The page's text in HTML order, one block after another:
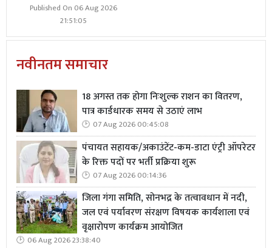
Published On 06 Aug 2026
21:51:05
नवीनतम समाचार
18 अगस्त तक होगा निःशुल्क राशन का वितरण,
पात्र कार्डधारक समय से उठाएं लाभ
07 Aug 2026 00:45:08
पंचायत सहायक/अकाउंटेंट-कम-डाटा एंट्री ऑपरेटर
के रिक्त पदों पर भर्ती प्रक्रिया शुरू
07 Aug 2026 00:14:36
जिला गंगा समिति, सोनभद्र के तत्वावधान में नदी,
जल एवं पर्यावरण संरक्षण विषयक कार्यशाला एवं
वृक्षारोपण कार्यक्रम आयोजित
06 Aug 2026 23:38:40